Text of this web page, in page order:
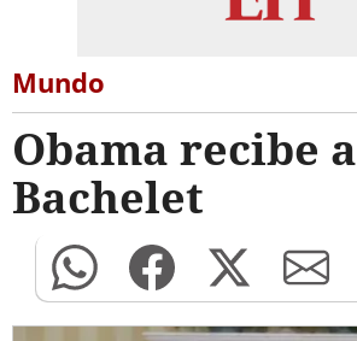
Mundo
Obama recibe a
Bachelet